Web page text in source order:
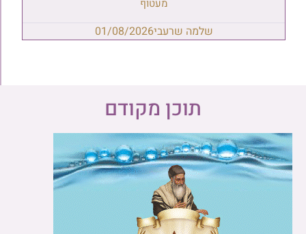
מעטוף
שלמה שרעבי01/08/2026
תוכן מקודם